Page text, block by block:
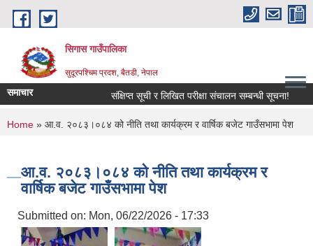
Skip to main content
सिगास गाउँपालिका
सुदूरपश्चिम प्रदश, बैतडी, नेपाल
समाचार संक्षिप्त सूची र लिखित परीक्षा संचालन सम्बन्धी सूचना!
You are here
Home » आ.व. २०८३।०८४ को नीति तथा कार्यक्रम र वार्षिक बजेट गाउँसभामा पेश
आ.व. २०८३।०८४ को नीति तथा कार्यक्रम र
वार्षिक बजेट गाउँसभामा पेश
Submitted on: Mon, 06/22/2026 - 17:33